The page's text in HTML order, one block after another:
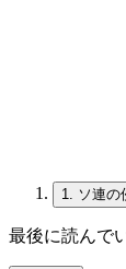
1. ソ連の
最後に読んで